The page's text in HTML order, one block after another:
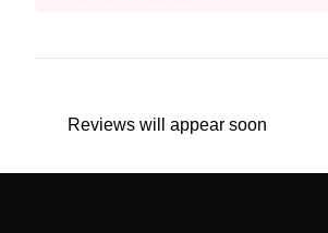
Reviews will appear soon